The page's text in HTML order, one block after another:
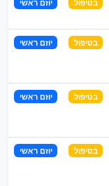
בטיפול יוזם ראשי
בטיפול יוזם ראשי
בטיפול יוזם ראשי
בטיפול יוזם ראשי